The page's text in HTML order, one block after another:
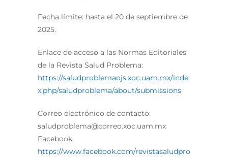
Fecha límite: hasta el 20 de septiembre de
2025.
Enlace de acceso a las Normas Editoriales
de la Revista Salud Problema:
https://saludproblemaojs.xoc.uam.mx/inde
x.php/saludproblema/about/submissions
Correo electrónico de contacto:
saludproblema@correo.xoc.uam.mx
Facebook:
https://www.facebook.com/revistasaludpro